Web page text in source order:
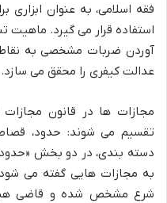
فقه اسلامی، به عنوان ابزاری
استفاده قرار می گیرد. ماهیت
آوردن ضربات مشخصی به
عدالت کیفری را محقق می سازد.
مجازات ها در قانون
تقسیم می شوند: حدود،
دسته بندی، در دو بخش
به مجازات هایی گفته می
شرع مشخص شده و قاضی